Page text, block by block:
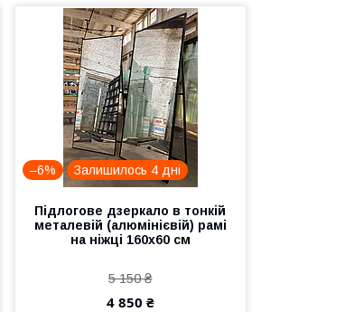
–6% Залишилось 4 дні
Підлогове дзеркало в тонкій
металевій (алюмінієвій) рамі
на ніжці 160x60 см
5 150 ₴
4 850 ₴